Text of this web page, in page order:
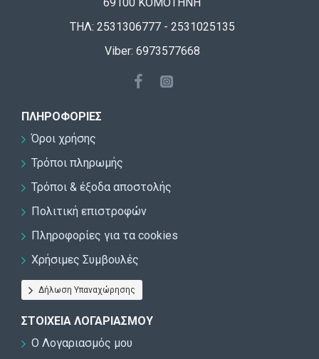
ΤΗΛ: 2531306777 - 2531025135
Viber: 6973577668
ΠΛΗΡΟΦΟΡΊΕΣ
Όροι χρήσης
Τρόποι πληρωμής
Τρόποι & έξοδα αποστολής
Πολιτική επιστροφών
Πληροφορίες για τα cookies
Χρήσιμες Συμβουλές
Δήλωση Υπαναχώρησης
ΣΤΟΙΧΕΊΑ ΛΟΓΑΡΙΑΣΜΟΎ
Ο Λογαριασμός μου